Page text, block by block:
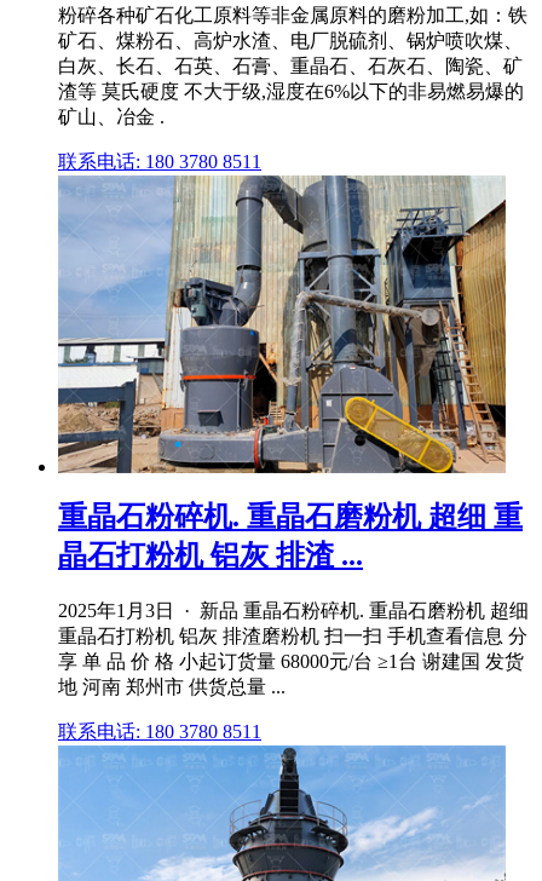
粉碎各种矿石化工原料等非金属原料的磨粉加工,如：铁
矿石、煤粉石、高炉水渣、电厂脱硫剂、锅炉喷吹煤、
白灰、长石、石英、石膏、重晶石、石灰石、陶瓷、矿
渣等 莫氏硬度 不大于级,湿度在6%以下的非易燃易爆的
矿山、冶金 .
联系电话: 180 3780 8511
重晶石粉碎机. 重晶石磨粉机 超细 重
晶石打粉机 铝灰 排渣 ...
2025年1月3日 · 新品 重晶石粉碎机. 重晶石磨粉机 超细
重晶石打粉机 铝灰 排渣磨粉机 扫一扫 手机查看信息 分
享 单 品 价 格 小起订货量 68000元/台 ≥1台 谢建国 发货
地 河南 郑州市 供货总量 ...
联系电话: 180 3780 8511